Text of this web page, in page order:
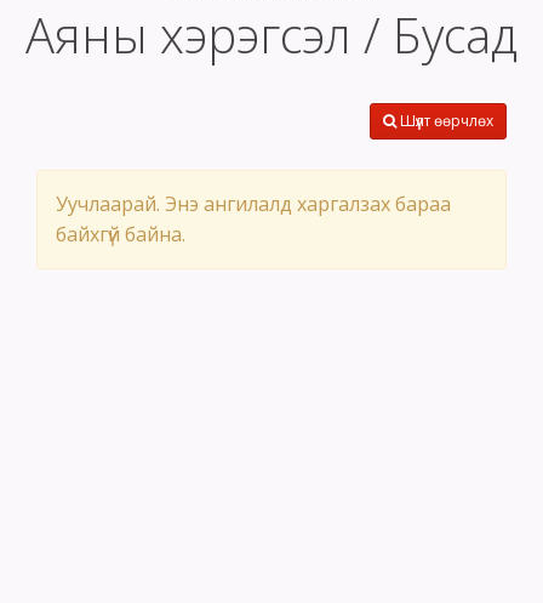
Аяны хэрэгсэл / Бусад
Шүүлт өөрчлөх
Уучлаарай. Энэ ангилалд харгалзах бараа
байхгүй байна.